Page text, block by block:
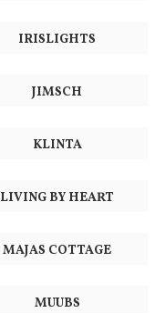
IRISLIGHTS
JIMSCH
KLINTA
LIVING BY HEART
MAJAS COTTAGE
MUUBS